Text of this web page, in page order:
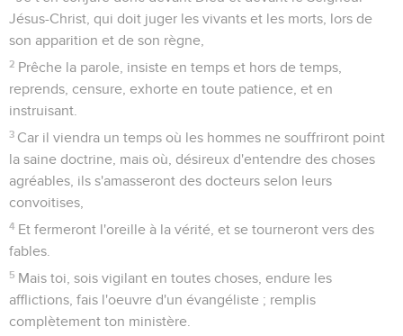
Jésus-Christ, qui doit juger les vivants et les morts, lors de
son apparition et de son règne,
2 Prêche la parole, insiste en temps et hors de temps,
reprends, censure, exhorte en toute patience, et en
instruisant.
3 Car il viendra un temps où les hommes ne souffriront point
la saine doctrine, mais où, désireux d'entendre des choses
agréables, ils s'amasseront des docteurs selon leurs
convoitises,
4 Et fermeront l'oreille à la vérité, et se tourneront vers des
fables.
5 Mais toi, sois vigilant en toutes choses, endure les
afflictions, fais l'oeuvre d'un évangéliste ; remplis
complètement ton ministère.